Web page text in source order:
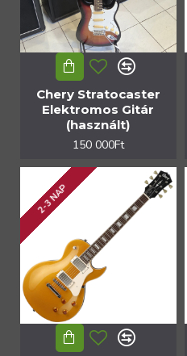
Chery Stratocaster
Elektromos Gitár
(használt)
150 000Ft
2-3 NAP